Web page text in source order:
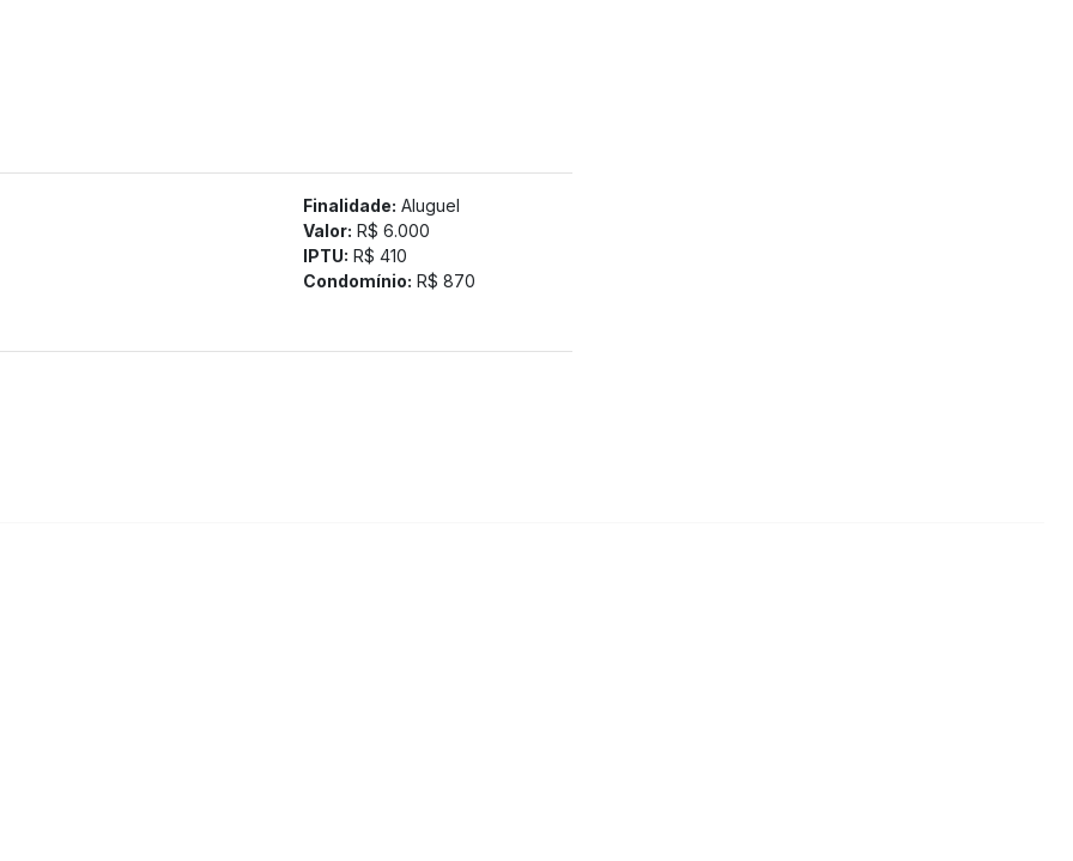
Finalidade: Aluguel
Valor: R$ 6.000
IPTU: R$ 410
Condomínio: R$ 870